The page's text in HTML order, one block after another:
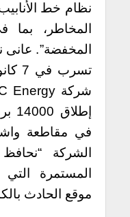
نظام خط
المخاطر،
المخفضة”.
في مقاطعة
الشركة “نحافظ
المستمرة
موقع الحادث